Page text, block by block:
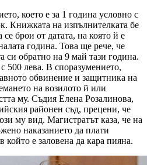
което е за 1 година условно с
Книжката на изпълнителката бе
брои от датата, на която й е
година. Това ще рече, че
обратно на 9 май тази година.
500 лева. В споразумението,
обвинение и защитника на
на возилото й или
му. Съдия Елена Розалинова,
районен съд, прецени, че
му вид. Магистратът каза, че на
наказанието да плати
който е заловена да кара пияна.